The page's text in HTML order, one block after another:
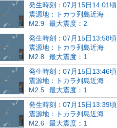
発生時刻：07月15日14:01頃
震源地：トカラ列島近海
M2.9
最大震度：2
発生時刻：07月15日13:58頃
震源地：トカラ列島近海
M2.8
最大震度：1
発生時刻：07月15日13:46頃
震源地：トカラ列島近海
M2.5
最大震度：1
発生時刻：07月15日13:39頃
震源地：トカラ列島近海
M2.6
最大震度：1